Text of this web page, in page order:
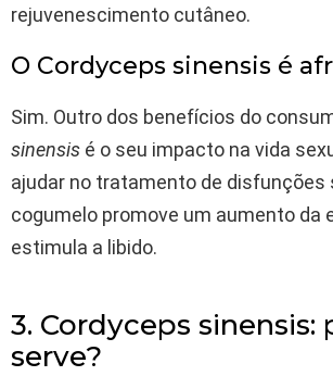
rejuvenescimento cutâneo.
O Cordyceps sinensis é
Sim. Outro dos benefícios do
sinensis é o seu impacto na vida
ajudar no tratamento de disfunções
cogumelo promove um aumento da
estimula a libido.
3. Cordyceps sinensis:
serve?